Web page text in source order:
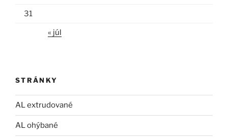
31
« júl
STRÁNKY
AL extrudované
AL ohýbané